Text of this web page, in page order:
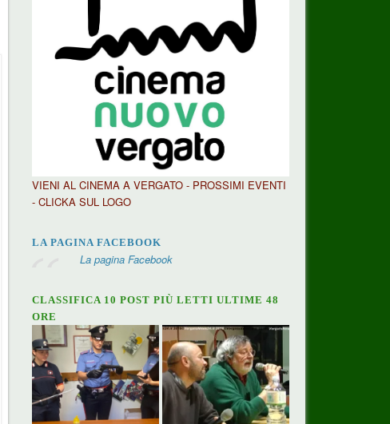
VIENI AL CINEMA A VERGATO - PROSSIMI EVENTI
- CLICKA SUL LOGO
LA PAGINA FACEBOOK
La pagina Facebook
CLASSIFICA 10 POST PIÙ LETTI ULTIME 48
ORE